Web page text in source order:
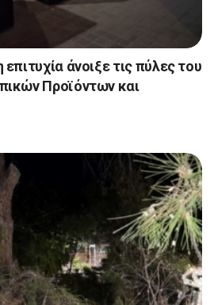
άνοιξε τις πύλες του
Προϊόντων και